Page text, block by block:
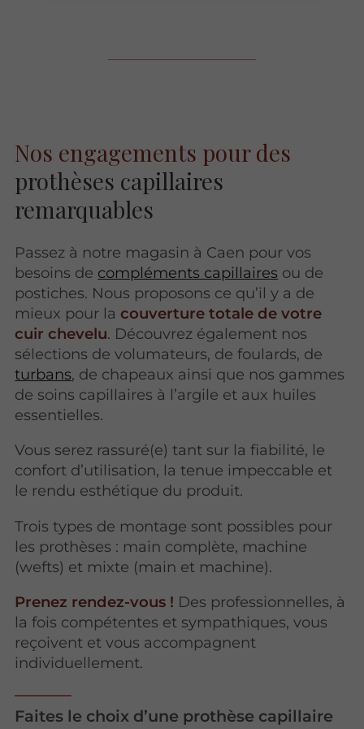
Nos engagements pour des
prothèses capillaires
remarquables
Passez à notre magasin à Caen pour vos
besoins de compléments capillaires ou de
postiches. Nous proposons ce qu’il y a de
mieux pour la couverture totale de votre
cuir chevelu. Découvrez également nos
sélections de volumateurs, de foulards, de
turbans, de chapeaux ainsi que nos gammes
de soins capillaires à l’argile et aux huiles
essentielles.
Vous serez rassuré(e) tant sur la fiabilité, le
confort d’utilisation, la tenue impeccable et
le rendu esthétique du produit.
Trois types de montage sont possibles pour
les prothèses : main complète, machine
(wefts) et mixte (main et machine).
Prenez rendez-vous ! Des professionnelles, à
la fois compétentes et sympathiques, vous
reçoivent et vous accompagnent
individuellement.
Faites le choix d’une prothèse capillaire